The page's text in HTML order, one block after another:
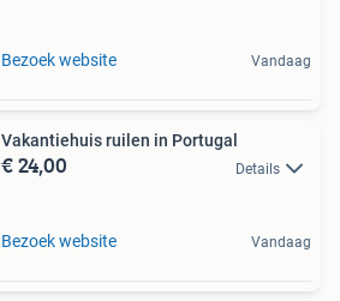
Bezoek website Vandaag
Vakantiehuis ruilen in Portugal
€ 24,00 Details
Bezoek website Vandaag